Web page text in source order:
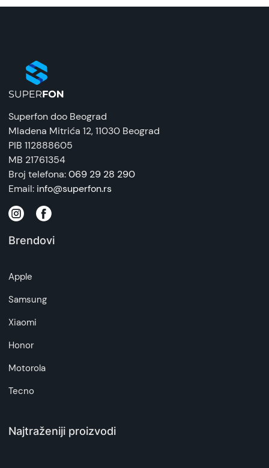
Superfon doo Beograd
Mladena Mitrića 12, 11030 Beograd
PIB 112888605
MB 21761354
Broj telefona:069 29 28 290
Email: info@superfon.rs
Brendovi
Apple
Samsung
Xiaomi
Honor
Motorola
Tecno
Najtraženiji proizvodi